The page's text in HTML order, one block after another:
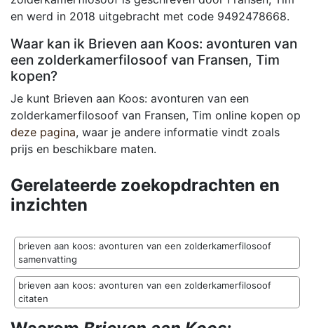
en werd in 2018 uitgebracht met code 9492478668.
Waar kan ik Brieven aan Koos: avonturen van
een zolderkamerfilosoof van Fransen, Tim
kopen?
Je kunt Brieven aan Koos: avonturen van een
zolderkamerfilosoof van Fransen, Tim online kopen op
deze pagina, waar je andere informatie vindt zoals
prijs en beschikbare maten.
Gerelateerde zoekopdrachten en
inzichten
brieven aan koos: avonturen van een zolderkamerfilosoof
samenvatting
brieven aan koos: avonturen van een zolderkamerfilosoof
citaten